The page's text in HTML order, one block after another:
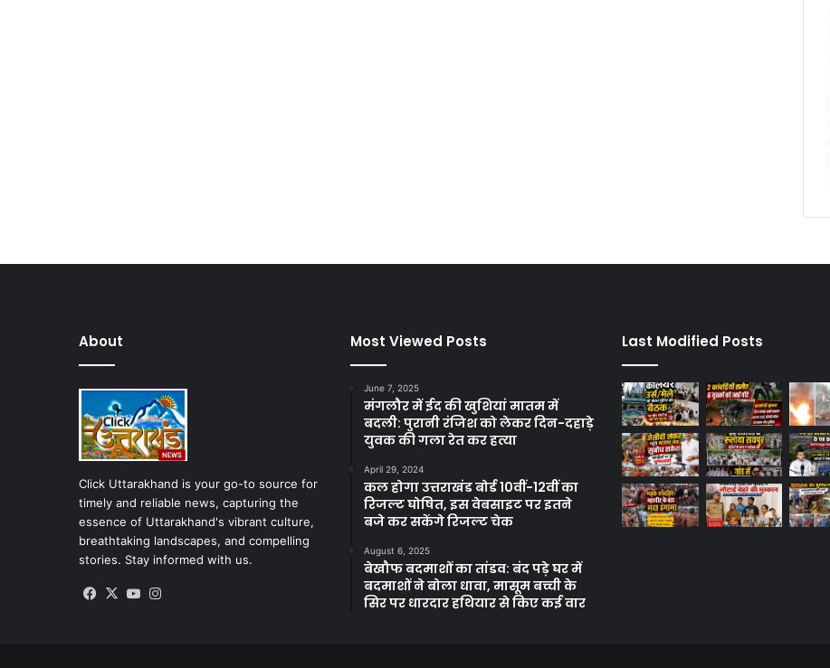
About
Click Uttarakhand is your go-to source for
timely and reliable news, capturing the
essence of Uttarakhand's vibrant culture,
breathtaking landscapes, and compelling
stories. Stay informed with us.
Facebook
X YouTube
Most Viewed Posts
June 7, 2025
मंगलौर में ईद की खुशियां मातम में
बदली: पुरानी रंजिश को लेकर दिन-दहाड़े
युवक की गला रेत कर हत्या
April 29, 2024
कल होगा उत्तराखंड बोर्ड 10वीं-12वीं का
रिजल्ट घोषित, इस वेबसाइट पर इतने
बजे कर सकेंगे रिजल्ट चेक
August 6, 2025
बेखौफ बदमाशों का तांडव: बंद पड़े घर में
बदमाशों ने बोला धावा, मासूम बच्ची के
सिर पर धारदार हथियार से किए कई वार
Last Modified Posts